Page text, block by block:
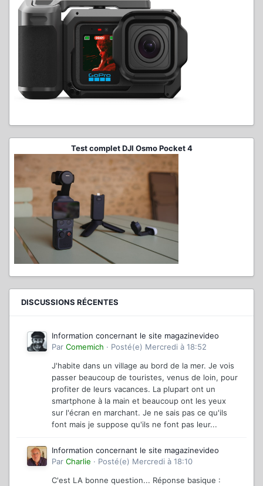
Test complet DJI Osmo Pocket 4
DISCUSSIONS RÉCENTES
Information concernant le site magazinevideo
Par Comemich · Posté(e) Mercredi à 18:52
J'habite dans un village au bord de la mer. Je vois
passer beaucoup de touristes, venus de loin, pour
profiter de leurs vacances. La plupart ont un
smartphone à la main et beaucoup ont les yeux
sur l'écran en marchant. Je ne sais pas ce qu'ils
font mais je suppose qu'ils ne font pas leur...
Information concernant le site magazinevideo
Par Charlie · Posté(e) Mercredi à 18:10
C'est LA bonne question... Réponse basique :